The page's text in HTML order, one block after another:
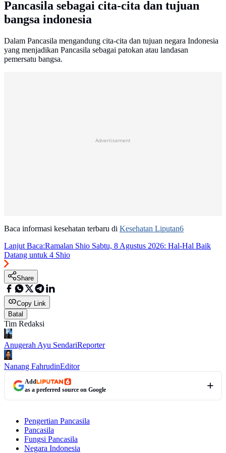
Pancasila sebagai cita-cita dan tujuan
bangsa indonesia
Dalam Pancasila mengandung cita-cita dan tujuan negara Indonesia
yang menjadikan Pancasila sebagai patokan atau landasan
pemersatu bangsa.
Advertisement
Baca informasi kesehatan terbaru di Kesehatan Liputan6
Lanjut Baca:Ramalan Shio Sabtu, 8 Agustus 2026: Hal-Hal Baik
Datang untuk 4 Shio
Share
Copy Link
Batal
Tim Redaksi
Anugerah Ayu SendariReporter
Nanang FahrudinEditor
Add
as a preferred source on Google
Pengertian Pancasila
Pancasila
Fungsi Pancasila
Negara Indonesia